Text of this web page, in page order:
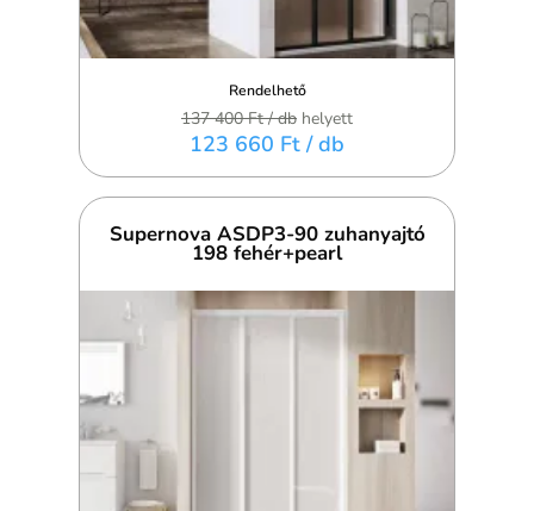
Rendelhető
137 400 Ft/ db helyett
123 660 Ft / db
Supernova ASDP3-90 zuhanyajtó
198 fehér+pearl